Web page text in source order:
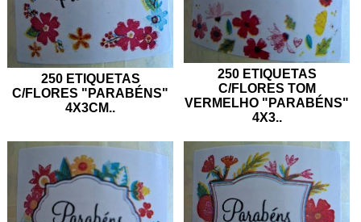
250 ETIQUETAS
C/FLORES "PARABÉNS"
4X3CM..
250 ETIQUETAS
C/FLORES TOM
VERMELHO "PARABÉNS"
4X3..